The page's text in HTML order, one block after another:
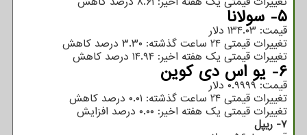
۵- سولانا
قیمت: ۱۳۴.۰۳ دلار
تغییرات قیمتی ۲۴ ساعت گذشته: ۳.۳۰ درصد کاهش
تغییرات قیمتی یک هفته اخیر: ۱۴.۹۴ درصد کاهش
۶- یو اس دی کوین
قیمت: ۰.۹۹۹۹ دلار
تغییرات قیمتی ۲۴ ساعت گذشته: ۰.۰۱ درصد کاهش
تغییرات قیمتی یک هفته اخیر: ۰.۰۰ درصد افزایش
۷- ریپل